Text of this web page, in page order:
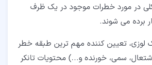
در مورد خطرات موجود در یک ظرف
برده می‌ شوند.
تعیین کننده مهم ترین طبقه خطر
سمی، خورنده و...) محتویات تانکر